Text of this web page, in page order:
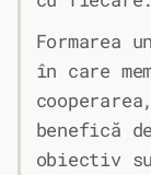
Formarea
în care
benefică
obiectiv